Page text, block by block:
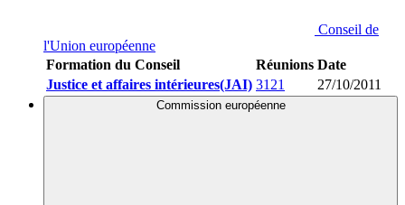
Conseil de
l'Union européenne
Formation du Conseil
Réunions Date
Justice et affaires intérieures(JAI) 3121 27/10/2011
Commission européenne